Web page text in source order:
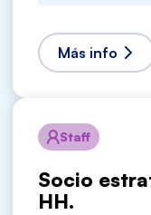
Más info
Staff
Socio
HH.